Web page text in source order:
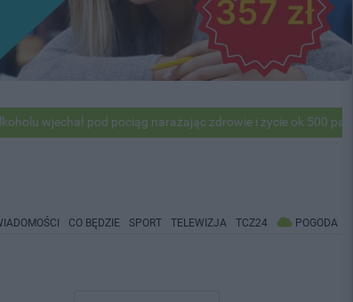
pod pociąg narażając zdrowie i życie ok 500 pasażerów!
CO BĘDZIE SPORT TELEWIZJA TCZ24 POGODA